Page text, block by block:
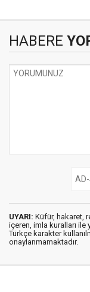
HABERE
UYARI: Küfür, hakaret,
içeren, imla kuralları ile
Türkçe karakter
onaylanmamaktadır.